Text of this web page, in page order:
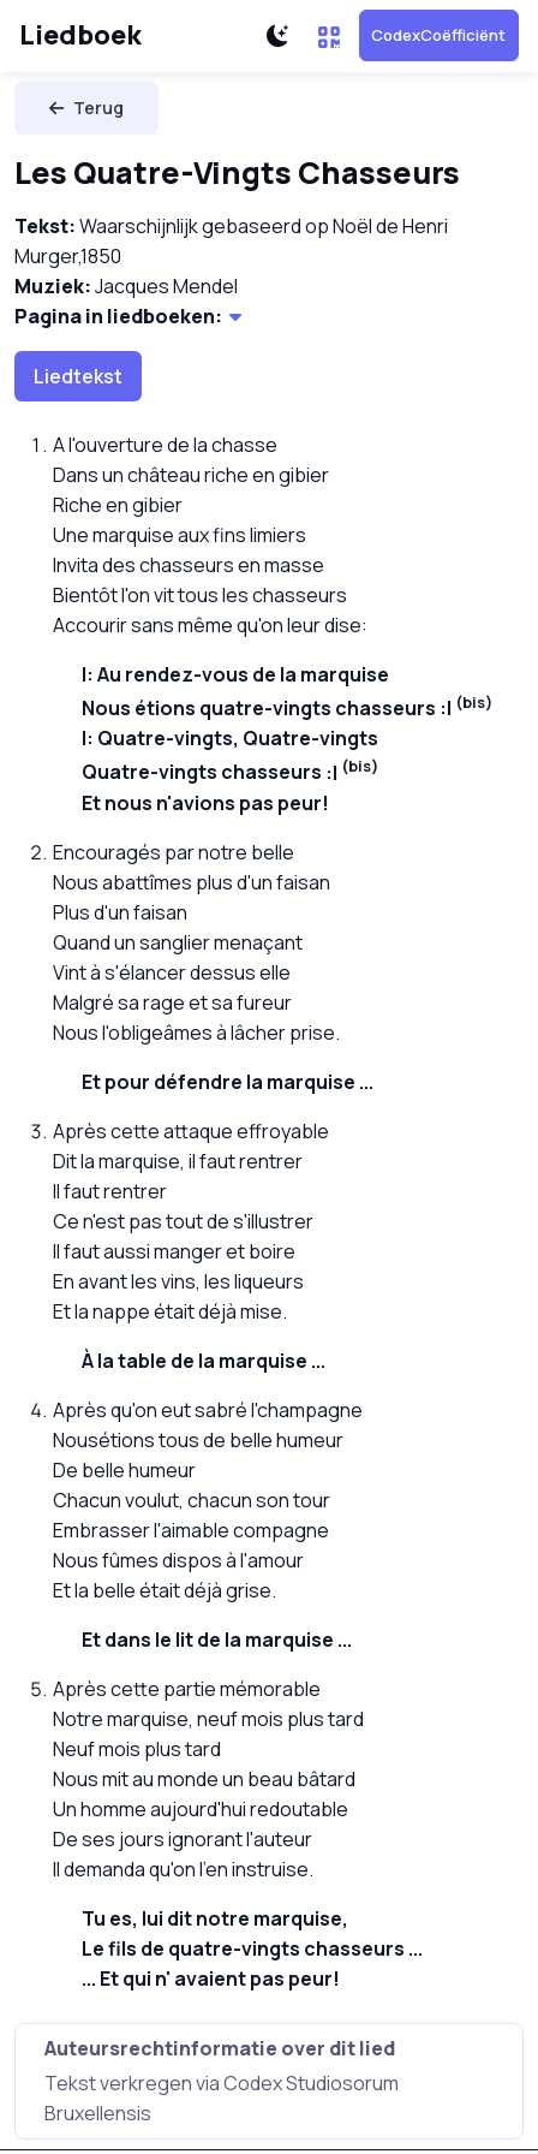
Liedboek CodexCoëfficiënt
Terug
Les Quatre-Vingts Chasseurs
Tekst:Waarschijnlijk gebaseerd op Noël de Henri
Murger,1850
Muziek:Jacques Mendel
Pagina in liedboeken:
Liedtekst
A l'ouverture de la chasse
Dans un château riche en gibier
Riche en gibier
Une marquise aux fins limiers
Invita des chasseurs en masse
Bientôt l'on vit tous les chasseurs
Accourir sans même qu'on leur dise:
Au rendez-vous de la marquise
Nous étions quatre-vingts chasseurs
(bis)
Quatre-vingts, Quatre-vingts
Quatre-vingts chasseurs
(bis)
Et nous n'avions pas peur!
Encouragés par notre belle
Nous abattîmes plus d'un faisan
Plus d'un faisan
Quand un sanglier menaçant
Vint à s'élancer dessus elle
Malgré sa rage et sa fureur
Nous l'obligeâmes à lâcher prise.
Et pour défendre la marquise ...
Après cette attaque effroyable
Dit la marquise, il faut rentrer
Il faut rentrer
Ce n'est pas tout de s'illustrer
Il faut aussi manger et boire
En avant les vins, les liqueurs
Et la nappe était déjà mise.
À la table de la marquise ...
Après qu'on eut sabré l'champagne
Nousétions tous de belle humeur
De belle humeur
Chacun voulut, chacun son tour
Embrasser l'aimable compagne
Nous fûmes dispos à l'amour
Et la belle était déjà grise.
Et dans le lit de la marquise ...
Après cette partie mémorable
Notre marquise, neuf mois plus tard
Neuf mois plus tard
Nous mit au monde un beau bâtard
Un homme aujourd'hui redoutable
De ses jours ignorant l'auteur
Il demanda qu'on l'en instruise.
Tu es, lui dit notre marquise,
Le fils de quatre-vingts chasseurs ...
... Et qui n' avaient pas peur!
Auteursrechtinformatie over dit lied
Tekst verkregen via Codex Studiosorum
Bruxellensis